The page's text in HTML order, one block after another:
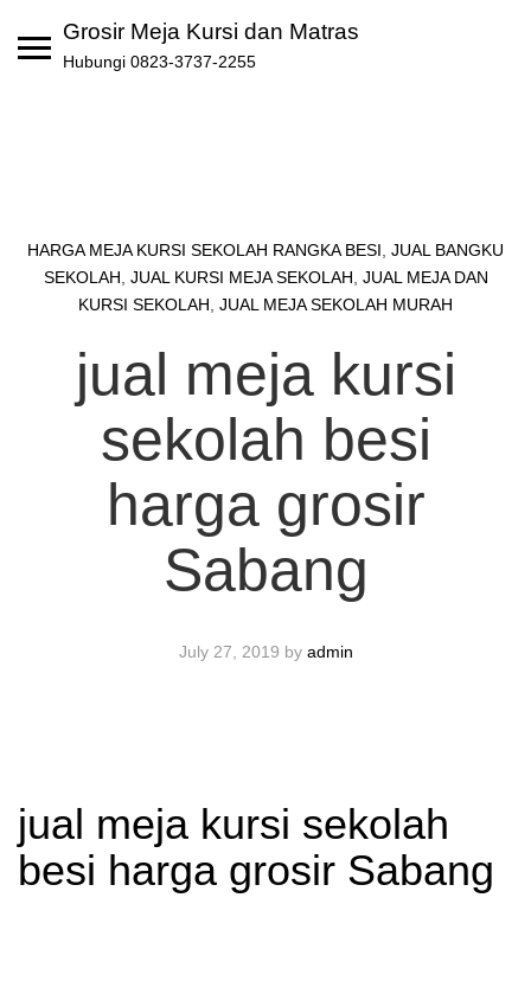
Grosir Meja Kursi dan Matras
Hubungi 0823-3737-2255
HARGA MEJA KURSI SEKOLAH RANGKA BESI JUAL BANGKU
SEKOLAH JUAL KURSI MEJA SEKOLAH JUAL MEJA DAN
KURSI SEKOLAH JUAL MEJA SEKOLAH MURAH
jual meja kursi
sekolah besi
harga grosir
Sabang
July 27, 2019 by admin
jual meja kursi sekolah
besi harga grosir Sabang